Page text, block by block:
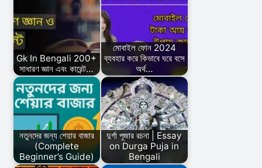
Gk In Bengali 200+
সাধারণ জ্ঞান এবং কারেন্ট…
মোবাইল ফোন 2024
ব্যবহার করে কিভাবে ঘরে বসে
অর্থ…
নতুনদের জন্য শেয়ার বাজার
(Complete
Beginner’s Guide)
দুর্গা পূজার রচনা | Essay
on Durga Puja in
Bengali